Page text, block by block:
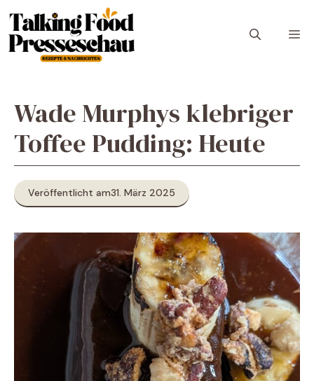
Inhalt
springen
Wade Murphys klebriger
Toffee Pudding: Heute
Veröffentlicht am31. März 2025